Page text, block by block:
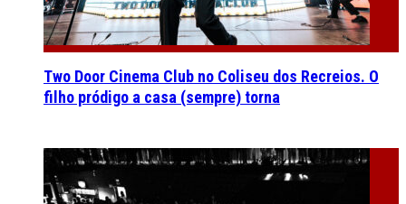
Two Door Cinema Club no Coliseu dos Recreios. O
filho pródigo a casa (sempre) torna